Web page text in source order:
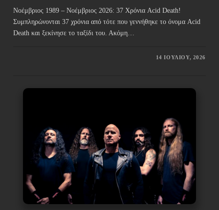
Νοέμβριος 1989 – Νοέμβριος 2026: 37 Χρόνια Acid Death!
Συμπληρώνονται 37 χρόνια από τότε που γεννήθηκε το όνομα Acid
Death και ξεκίνησε το ταξίδι του. Ακόμη…
14 ΙΟΥΛΊΟΥ, 2026